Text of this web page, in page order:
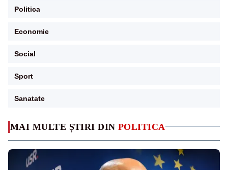
MAI MULTE ȘTIRI DIN POLITICA
Politica
Economie
Social
Sport
Sanatate